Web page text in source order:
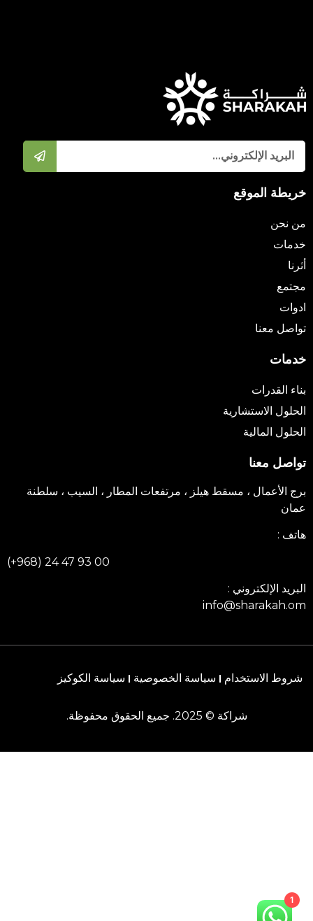
الموقع
نحن
معنا
القدرات
الاستشارية
المالية
معنا
الأعمال ، مسقط هيلز ، مرتفعات المطار ، السيب ، سلطنة
:
(+968) 24 47 93 00
الإلكتروني :
شراكة © 2025. جميع الحقوق محفوظة.
شروط الاستخدام سياسة الخصوصية سياسة الكوكيز